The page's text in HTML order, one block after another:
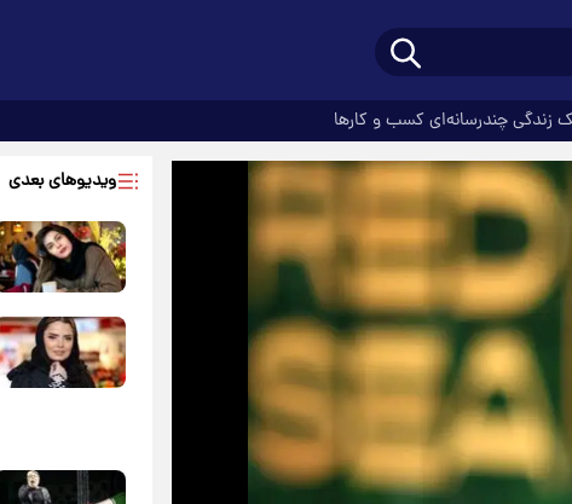
زندگیچندرسانه‌ای کسب و کارها
ویدیوهای بعدی